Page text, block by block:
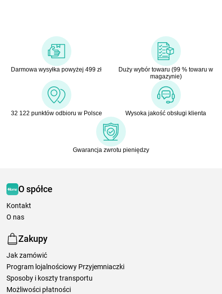
Darmowa wysyłka powyżej 499 zł
Duży wybór towaru (99 % towaru w
magazynie)
32 122 punktów odbioru w Polsce Wysoka jakość obsługi klienta
Gwarancja zwrotu pieniędzy
O spółce
Kontakt
O nas
Zakupy
Jak zamówić
Program lojalnościowy Przyjemniaczki
Sposoby i koszty transportu
Możliwości płatności